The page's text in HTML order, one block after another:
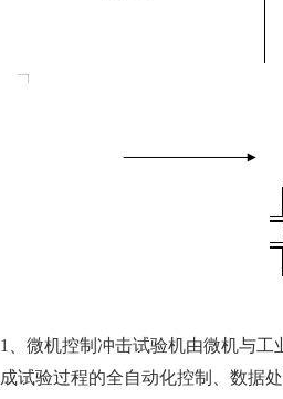
1、微机控制冲击试验机由微机与
成试验过程的全自动化控制、数据